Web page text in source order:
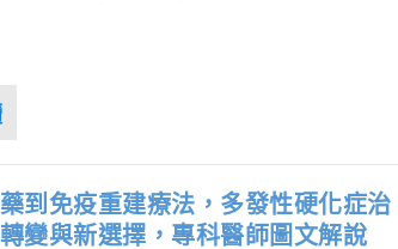
到免疫重建療法，多發性硬化症治
變與新選擇，專科醫師圖文解說